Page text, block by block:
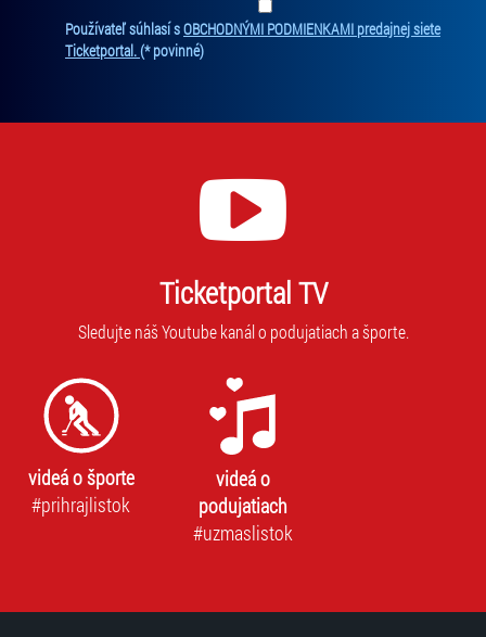
mailovú
stranami.
Používateľ súhlasí sOBCHODNÝMI PODMIENKAMI predajnej siete
Ticketportal.(* povinné)
Ticketportal TV
Sledujte náš Youtube kanál o podujatiach a športe.
videá o športe
#prihrajlistok
videá o
podujatiach
#uzmaslistok